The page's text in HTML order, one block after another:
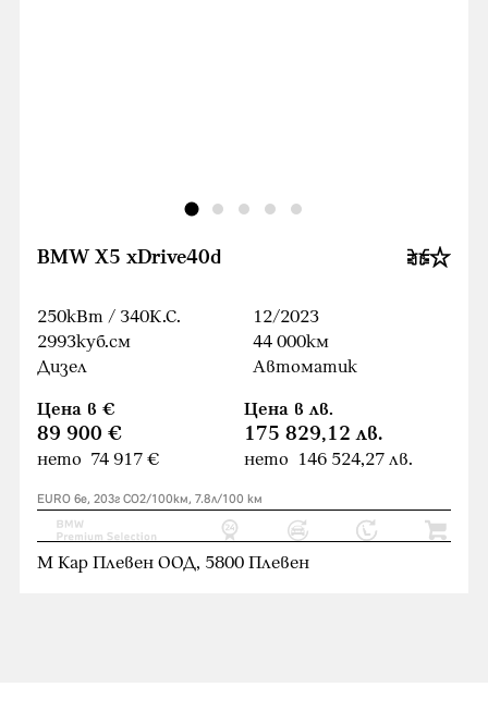
BMW X5 xDrive40d
250кВт / 340К.С.
2993куб.cм
Дизел
12/2023
44 000км
Автоматик
Цена в €
89 900 €
нето 74 917 €
Цена в лв.
175 829,12 лв.
нето 146 524,27 лв.
EURO 6e, 203г CO2/100км, 7.8л/100 км
М Кар Плевен ООД, 5800 Плевен